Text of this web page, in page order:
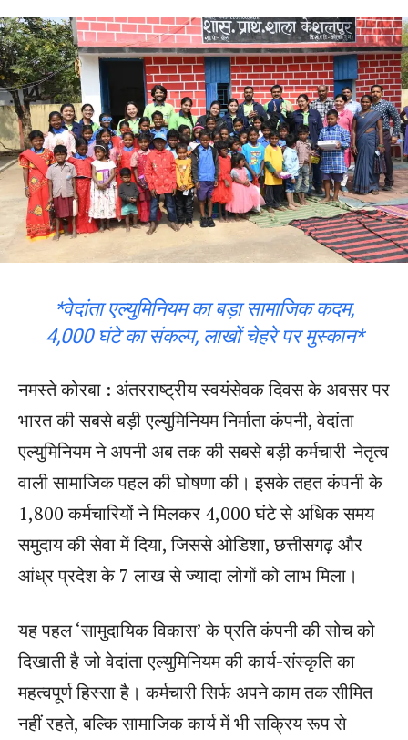
*वेदांता एल्युमिनियम का बड़ा सामाजिक कदम,
4,000 घंटे का संकल्प, लाखों चेहरे पर मुस्कान*
नमस्ते कोरबा : अंतरराष्ट्रीय स्वयंसेवक दिवस के अवसर पर
भारत की सबसे बड़ी एल्युमिनियम निर्माता कंपनी, वेदांता
एल्युमिनियम ने अपनी अब तक की सबसे बड़ी कर्मचारी-नेतृत्व
वाली सामाजिक पहल की घोषणा की। इसके तहत कंपनी के
1,800 कर्मचारियों ने मिलकर 4,000 घंटे से अधिक समय
समुदाय की सेवा में दिया, जिससे ओडिशा, छत्तीसगढ़ और
आंध्र प्रदेश के 7 लाख से ज्यादा लोगों को लाभ मिला।
यह पहल ‘सामुदायिक विकास’ के प्रति कंपनी की सोच को
दिखाती है जो वेदांता एल्युमिनियम की कार्य-संस्कृति का
महत्वपूर्ण हिस्सा है। कर्मचारी सिर्फ अपने काम तक सीमित
नहीं रहते, बल्कि सामाजिक कार्य में भी सक्रिय रूप से